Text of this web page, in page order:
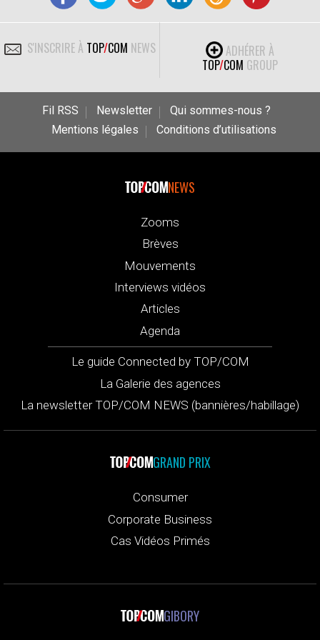
S'INSCRIRE À TOP/COM NEWS
ADHÉRER À
TOP/COM GROUP
Fil RSS Newsletter
Qui sommes-nous ?
Mentions légales
Conditions d’utilisations
NEWS
Zooms
Brèves
Mouvements
Interviews vidéos
Articles
Agenda
Le guide Connected by TOP/COM
La Galerie des agences
La newsletter TOP/COM NEWS (bannières/habillage)
GRAND PRIX
Consumer
Corporate Business
Cas Vidéos Primés
GIBORY